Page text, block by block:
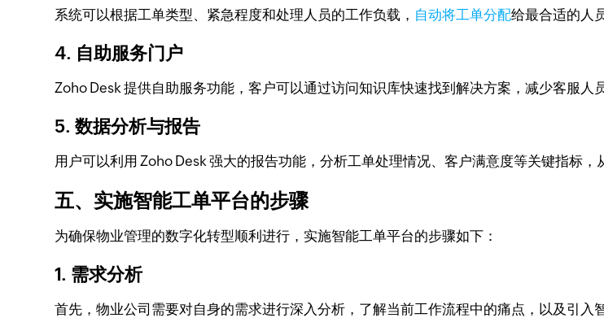
系统可以根据工单类型、紧急程度和处理人员的工作负载， 自动将工单分配给最合适的人
4. 自助服务门户
Zoho Desk 提供自助服务功能，客户可以通过访问知识库快速找到解决方案，减少客服人
5. 数据分析与报告
用户可以利用 Zoho Desk 强大的报告功能，分析工单处理情况、客户满意度等关键指标，
五、实施智能工单平台的步骤
为确保物业管理的数字化转型顺利进行，实施智能工单平台的步骤如下：
1. 需求分析
首先，物业公司需要对自身的需求进行深入分析，了解当前工作流程中的痛点，以及引入